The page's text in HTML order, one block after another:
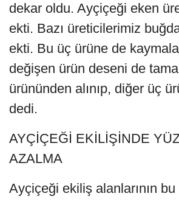
dekar oldu. Ayçiçeği eken
ekti. Bazı üreticilerimiz
ekti. Bu üç ürüne de
değişen ürün deseni de
ürününden alınıp, diğer üç
dedi.
AYÇİÇEĞİ EKİLİŞİNDE
AZALMA
Ayçiçeği ekiliş alanlarının bu